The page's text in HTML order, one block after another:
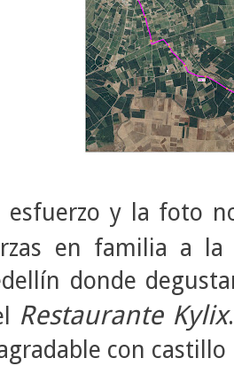
esfuerzo y la foto
en familia a
donde
Restaurante Kylix
con